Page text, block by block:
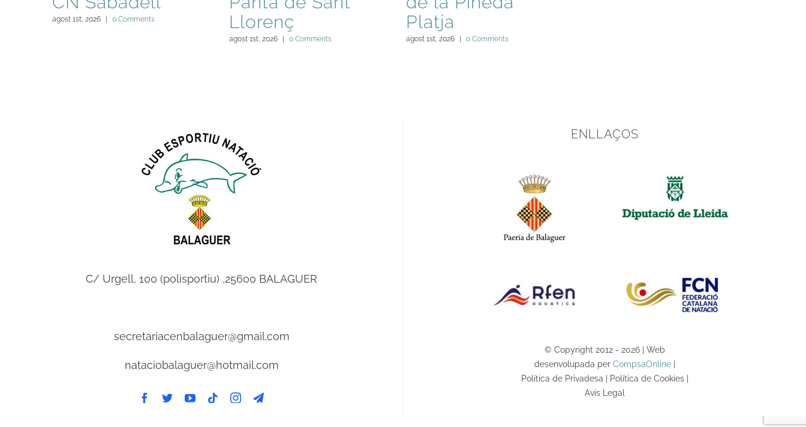
agost 1st, 2026 0 Comments
Llorenç
agost 1st, 2026 0 Comments
Platja
agost 1st, 2026 0 Comments
C/ Urgell, 100 (polisportiu) ,25600 BALAGUER
secretariacenbalaguer@gmail.com
nataciobalaguer@hotmail.com
ENLLAÇOS
© Copyright 2012 - 2026 | Web
desenvolupada per CompsaOnline |
Política de Privadesa | Política de Cookies |
Avís Legal